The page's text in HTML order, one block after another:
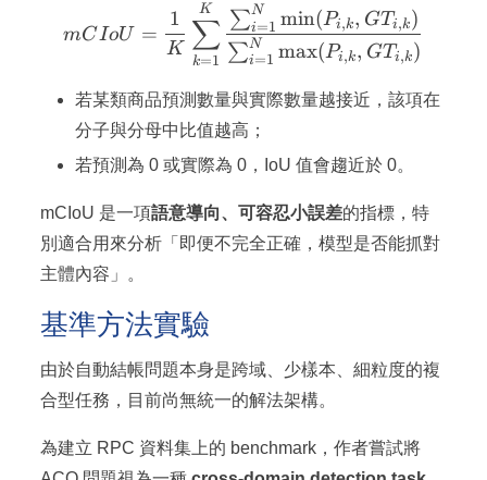
mCIoU = \frac{1}{K}
mC IoU =
K
1
k=1
∑
K
∑i=1
N max(Pi,k, GTi,k)
∑i=1
N min(Pi,k, GTi,k)
若某類商品預測數量與實際數量越接近，該項在
分子與分母中比值越高；
若預測為 0 或實際為 0，IoU 值會趨近於 0。
mCIoU 是一項語意導向、可容忍小誤差的指標，特
別適合用來分析「即便不完全正確，模型是否能抓對
主體內容」。
基準方法實驗
由於自動結帳問題本身是跨域、少樣本、細粒度的複
合型任務，目前尚無統一的解法架構。
為建立 RPC 資料集上的 benchmark，作者嘗試將